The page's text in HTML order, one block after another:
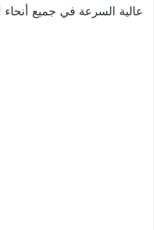
عالية السرعة في جميع أنحاء